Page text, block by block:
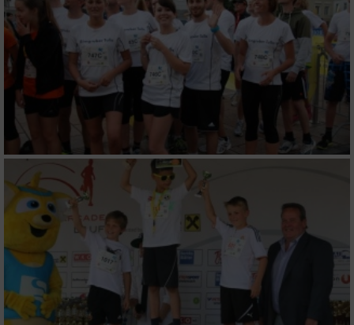
Erstellung von Profilen für personalisierte
Werbung
Verwendung von Profilen zur Auswahl
personalisierter Werbung
Erstellung von Profilen zur Personalisierung
von Inhalten
Verwendung von Profilen zur Auswahl
personalisierter Inhalte
Messung der Werbeleistung
Messung der Performance von Inhalten
Analyse von Zielgruppen durch Statistiken
oder Kombinationen von Daten aus